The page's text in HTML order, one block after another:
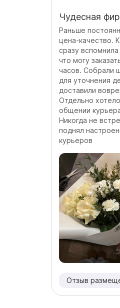
Чудесная
Раньше
цена-качество.
сразу
что могу
часов. Собрали
для уточнения
доставили
Отдельно
общении
Никогда не
поднял
курьеров
Отзыв